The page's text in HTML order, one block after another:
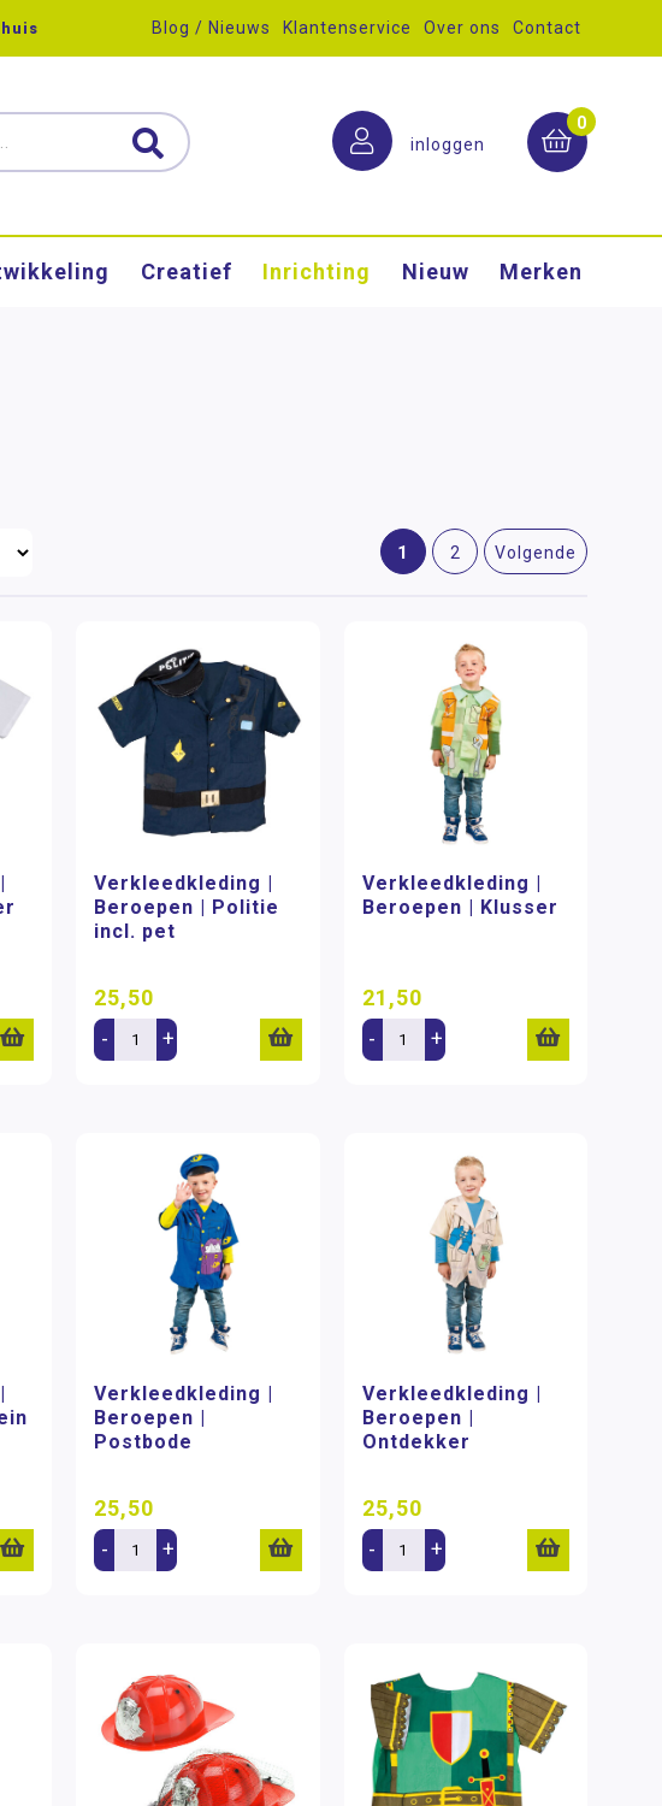
Blog / Nieuws Klantenservice Over ons Contact
inloggen
0
Creatief Inrichting Nieuw Merken
1 2 Volgende
Verkleedkleding |
Beroepen | Politie
incl. pet
25,50
- +
Verkleedkleding |
Beroepen | Klusser
21,50
- +
Verkleedkleding |
Beroepen |
Postbode
25,50
- +
Verkleedkleding |
Beroepen |
Ontdekker
25,50
- +